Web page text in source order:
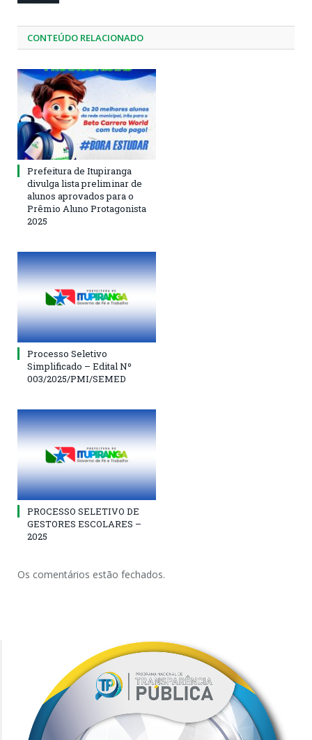
CONTEÚDO RELACIONADO
Prefeitura de Itupiranga
divulga lista preliminar de
alunos aprovados para o
Prêmio Aluno Protagonista
2025
Processo Seletivo
Simplificado – Edital Nº
003/2025/PMI/SEMED
PROCESSO SELETIVO DE
GESTORES ESCOLARES –
2025
Os comentários estão fechados.